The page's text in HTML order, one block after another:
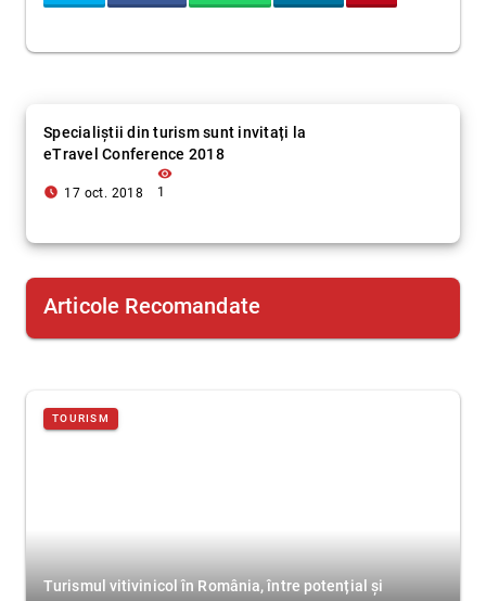
Specialiștii din turism sunt invitați la
eTravel Conference 2018
access_time_filled 17 oct. 2018
visibility
1
Articole Recomandate
TOURISM
Turismul vitivinicol în România, între potențial și